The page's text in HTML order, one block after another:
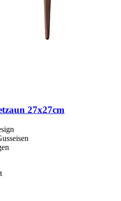
27x27cm